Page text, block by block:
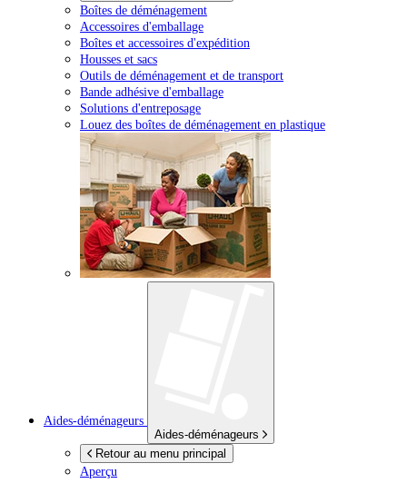
Boîtes de déménagement
Accessoires d'emballage
Boîtes et accessoires d'expédition
Housses et sacs
Outils de déménagement et de transport
Bande adhésive d'emballage
Solutions d'entreposage
Louez des boîtes de déménagement en plastique
Aides-déménageurs
Aides-déménageurs
Retour au menu principal
Aperçu